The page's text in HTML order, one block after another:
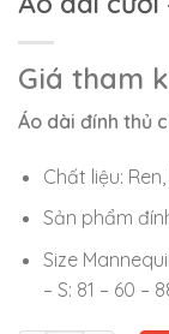
Giá tham
Áo dài đính thủ
Chất liệu: Ren,
Sản phẩm
Size
– S: 81 – 60 –